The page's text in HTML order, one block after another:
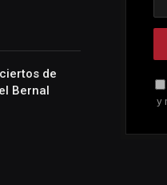
de
Bernal
y